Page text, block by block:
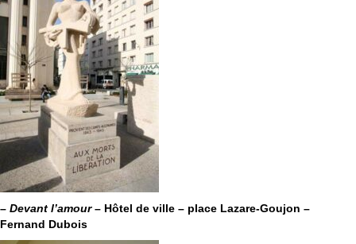
– Devant l’amour– Hôtel de ville – place Lazare-Goujon –
Fernand Dubois